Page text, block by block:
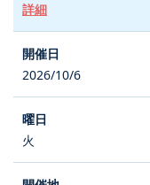
詳細
2026/10/6
火